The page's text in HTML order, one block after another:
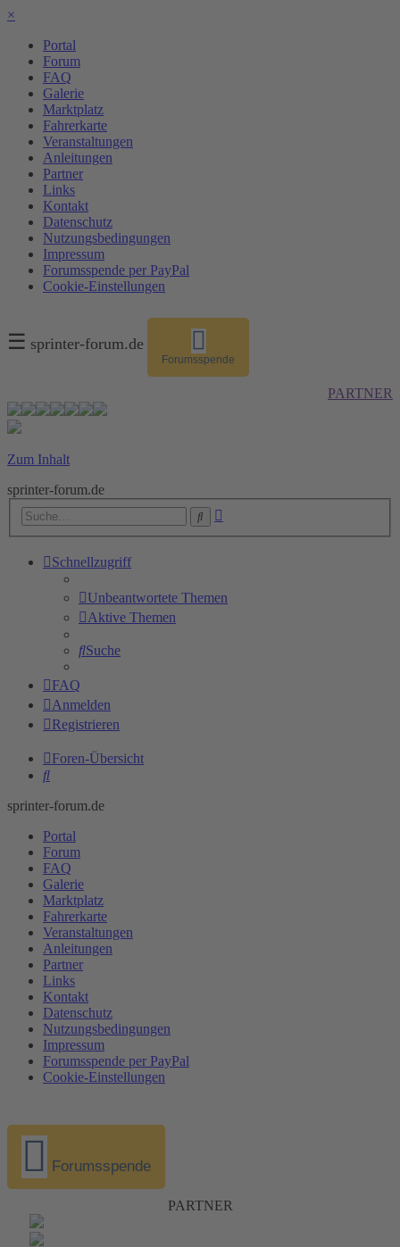
×
Portal
Forum
FAQ
Galerie
Marktplatz
Fahrerkarte
Veranstaltungen
Anleitungen
Partner
Links
Kontakt
Datenschutz
Nutzungsbedingungen
Impressum
Forumsspende per PayPal
Cookie-Einstellungen
☰ sprinter-forum.de
Forumsspende
PARTNER
Zum Inhalt
sprinter-forum.de
Suche
Schnellzugriff
Unbeantwortete Themen
Aktive Themen
Suche
FAQ
Anmelden
Registrieren
Foren-Übersicht
Suche
sprinter-forum.de
Portal
Forum
FAQ
Galerie
Marktplatz
Fahrerkarte
Veranstaltungen
Anleitungen
Partner
Links
Kontakt
Datenschutz
Nutzungsbedingungen
Impressum
Forumsspende per PayPal
Cookie-Einstellungen
Forumsspende
PARTNER